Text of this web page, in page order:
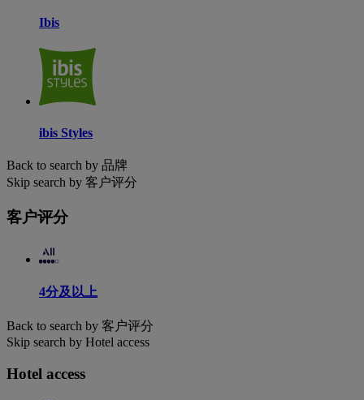
Ibis
ibis Styles
Back to search by 品牌
Skip search by 客户评分
客户评分
4分及以上
Back to search by 客户评分
Skip search by Hotel access
Hotel access